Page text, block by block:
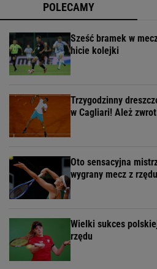
POLECAMY
Sześć bramek w
hicie kolejki
Trzygodzinny
w Cagliari! Ależ zwrot
Oto sensacyjna
wygrany mecz z rzędu
Wielki sukces
rzędu